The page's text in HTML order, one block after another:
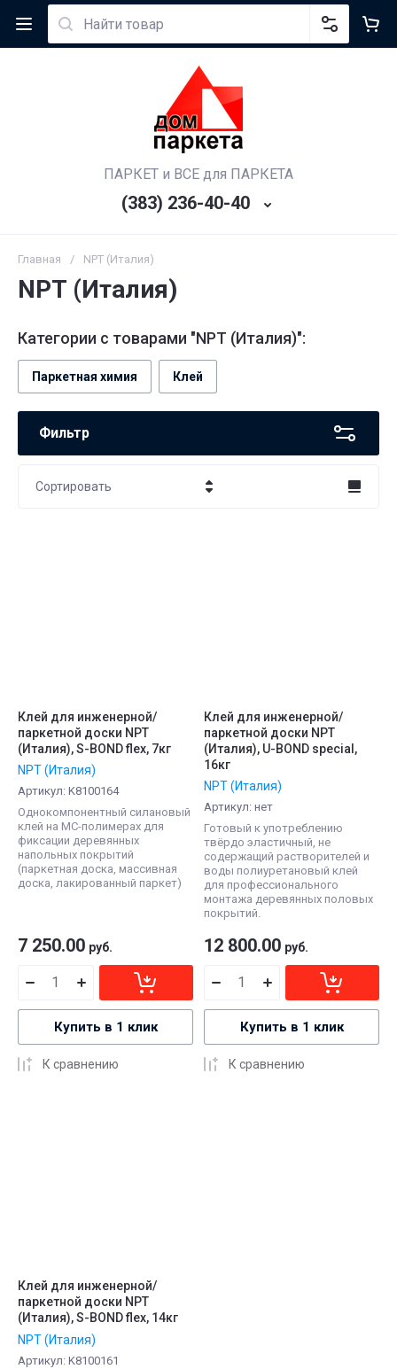
ПАРКЕТ и ВСЕ для ПАРКЕТА
(383) 236-40-40
Главная / NPT (Италия)
NPT (Италия)
Категории с товарами "NPT (Италия)":
Паркетная химия Клей
Фильтр
Сортировать
Клей для инженерной/
паркетной доски NPT
(Италия), S-BOND flex, 7кг
NPT (Италия)
Артикул: K8100164
Однокомпонентный силановый
клей на МС-полимерах для
фиксации деревянных
напольных покрытий
(паркетная доска, массивная
доска, лакированный паркет)
7 250.00 руб.
Купить в 1 клик
К сравнению
Клей для инженерной/
паркетной доски NPT
(Италия), U-BOND special,
16кг
NPT (Италия)
Артикул: нет
Готовый к употреблению
твёрдо эластичный, не
содержащий растворителей и
воды полиуретановый клей
для профессионального
монтажа деревянных половых
покрытий.
12 800.00 руб.
Купить в 1 клик
К сравнению
Клей для инженерной/
паркетной доски NPT
(Италия), S-BOND flex, 14кг
NPT (Италия)
Артикул: K8100161